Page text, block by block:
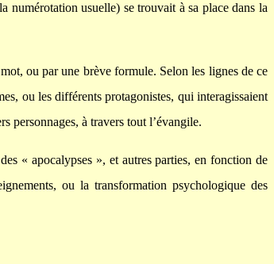
numérotation usuelle) se trouvait à sa place dans la
ou par une brève formule. Selon les lignes de ce
ou les différents protagonistes, qui interagissaient
personnages, à travers tout l’évangile.
« apocalypses », et autres parties, en fonction de
ou la transformation psychologique des